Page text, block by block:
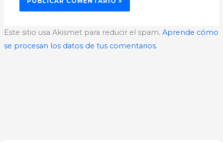
Este sitio usa Akismet para reducir el spam. Aprende cómo
se procesan los datos de tus comentarios.